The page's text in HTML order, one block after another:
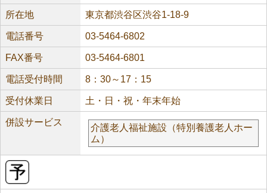
所在地 東京都渋谷区渋谷1-18-9
電話番号 03-5464-6802
FAX番号 03-5464-6801
電話受付時間 8：30～17：15
受付休業日 土・日・祝・年末年始
併設サービス
介護老人福祉施設（特別養護老人ホー
ム）